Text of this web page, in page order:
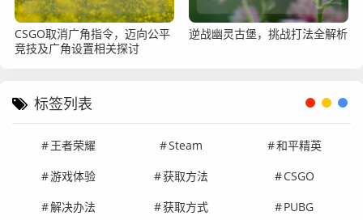
CSGO取消广角指令，迈向公平
竞技及广角设置相关探讨
逆战幽灵古堡，挑战打法全解析
标签列表
王者荣耀 Steam
和平精英
游戏体验
获取方法
CSGO
解决办法
获取方式 PUBG